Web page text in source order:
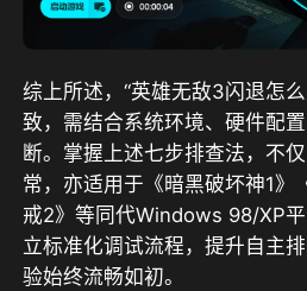
综上所述，“英雄无敌3闪退怎
致，需结合系统环境、硬件配
断。掌握上述七步排查法，不
常，亦适用于《暗黑破坏神1》
戒2》等同代Windows 98/XP
立标准化调试流程，提升自主
验始终流畅如初。